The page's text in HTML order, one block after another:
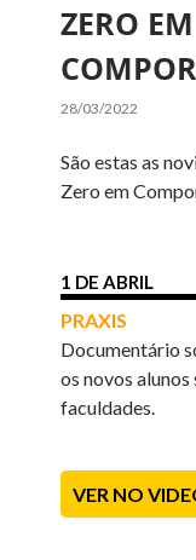
ZERO EM
28/03/2022
São estas as
Zero em
1 DE ABRIL
PRAXIS
Documentário
os novos alunos
faculdades.
VER NO